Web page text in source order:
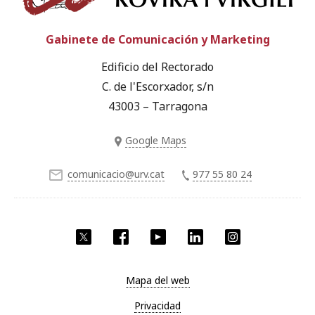
Twitter Facebook YouTube LinkedIn
Gabinete de Comunicación y Marketing
Edificio del Rectorado
C. de l'Escorxador, s/n
43003 – Tarragona
Google Maps
comunicacio@urv.cat 977 55 80 24
Mapa del web
Privacidad